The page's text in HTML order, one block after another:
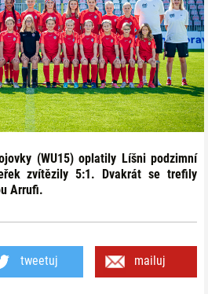
(WU15) oplatily Líšni podzimní
zvítězily 5:1. Dvakrát se trefily
Arrufi.
tweetuj mailuj